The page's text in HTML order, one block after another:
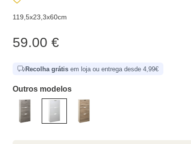
119,5x23,3x60cm
59.00 €
Recolha grátis em loja ou entrega desde 4,99€
Outros modelos